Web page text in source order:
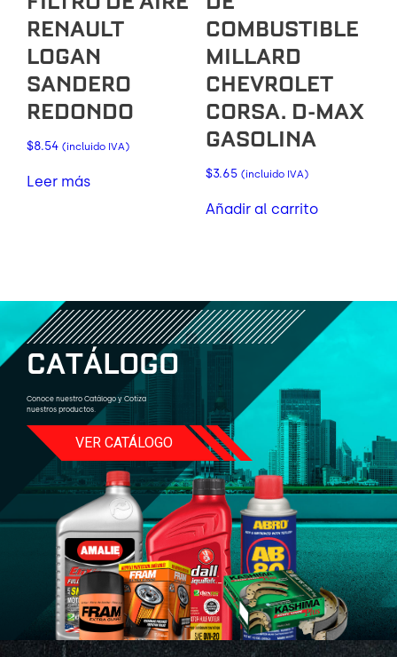
RENAULT
LOGAN
SANDERO
REDONDO
$8.54 (incluido IVA)
Leer más
COMBUSTIBLE
MILLARD
CHEVROLET
CORSA. D-MAX
GASOLINA
$3.65 (incluido IVA)
Añadir al carrito
CATÁLOGO
Conoce nuestro Catálogo y Cotiza
nuestros productos.
VER CATÁLOGO